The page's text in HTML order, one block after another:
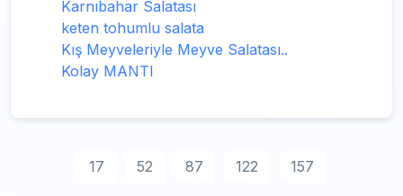
Karnıbahar Salatası
keten tohumlu salata
Kış Meyveleriyle Meyve Salatası..
Kolay MANTI
17 52 87 122 157